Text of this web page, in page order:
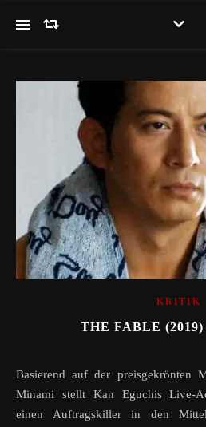
KRITIK
THE FABLE
Basierend auf der preisgekrönten Manga-Serie von Katsuhisa
Minami stellt Kan Eguchis Live-
einen Auftragskiller in den